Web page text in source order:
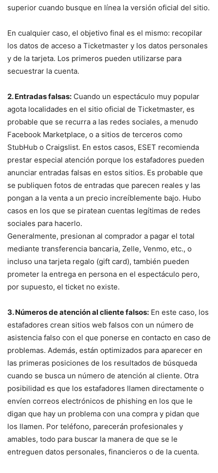
superior cuando busque en línea la versión oficial del sitio.
En cualquier caso, el objetivo final es el mismo: recopilar
los datos de acceso a Ticketmaster y los datos personales
y de la tarjeta. Los primeros pueden utilizarse para
secuestrar la cuenta.
2. Entradas falsas: Cuando un espectáculo muy popular
agota localidades en el sitio oficial de Ticketmaster, es
probable que se recurra a las redes sociales, a menudo
Facebook Marketplace, o a sitios de terceros como
StubHub o Craigslist. En estos casos, ESET recomienda
prestar especial atención porque los estafadores pueden
anunciar entradas falsas en estos sitios. Es probable que
se publiquen fotos de entradas que parecen reales y las
pongan a la venta a un precio increíblemente bajo. Hubo
casos en los que se piratean cuentas legítimas de redes
sociales para hacerlo.
Generalmente, presionan al comprador a pagar el total
mediante transferencia bancaria, Zelle, Venmo, etc., o
incluso una tarjeta regalo (gift card), también pueden
prometer la entrega en persona en el espectáculo pero,
por supuesto, el ticket no existe.
3. Números de atención al cliente falsos: En este caso, los
estafadores crean sitios web falsos con un número de
asistencia falso con el que ponerse en contacto en caso de
problemas. Además, están optimizados para aparecer en
las primeras posiciones de los resultados de búsqueda
cuando se busca un número de atención al cliente. Otra
posibilidad es que los estafadores llamen directamente o
envíen correos electrónicos de phishing en los que le
digan que hay un problema con una compra y pidan que
los llamen. Por teléfono, parecerán profesionales y
amables, todo para buscar la manera de que se le
entreguen datos personales, financieros o de la cuenta.